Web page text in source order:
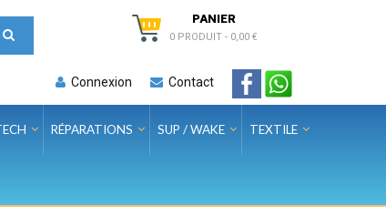
PANIER
0 PRODUIT - 0,00 €
Connexion Contact
RÉPARATIONS SUP / WAKE TEXTILE